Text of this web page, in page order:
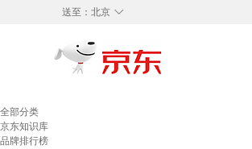
◇
送至： 北京
全部分类
京东知识库
品牌排行榜